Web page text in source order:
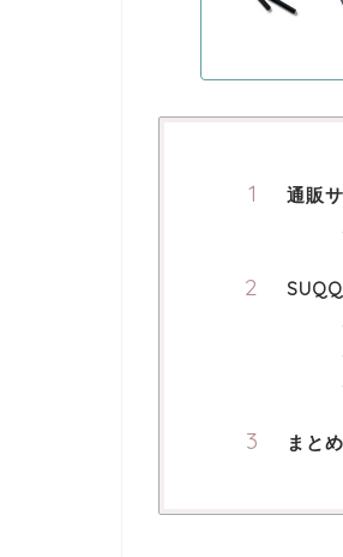
通販
まとめ